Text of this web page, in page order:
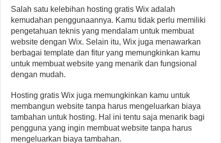
Salah satu kelebihan hosting gratis Wix adalah
kemudahan penggunaannya. Kamu tidak perlu memiliki
pengetahuan teknis yang mendalam untuk membuat
website dengan Wix. Selain itu, Wix juga menawarkan
berbagai template dan fitur yang memungkinkan kamu
untuk membuat website yang menarik dan fungsional
dengan mudah.
Hosting gratis Wix juga memungkinkan kamu untuk
membangun website tanpa harus mengeluarkan biaya
tambahan untuk hosting. Hal ini tentu saja menarik bagi
pengguna yang ingin membuat website tanpa harus
mengeluarkan biaya tambahan.